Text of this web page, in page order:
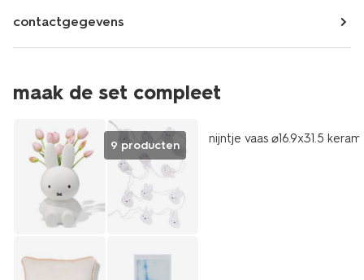
contactgegevens
maak de set compleet
9 producten nijntje vaas ⌀16.9x31.5